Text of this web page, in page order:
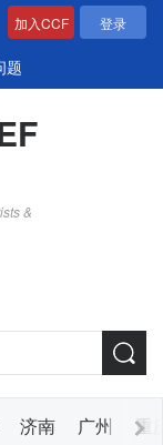
加入CCF 登录
题
&
济南 广州 重